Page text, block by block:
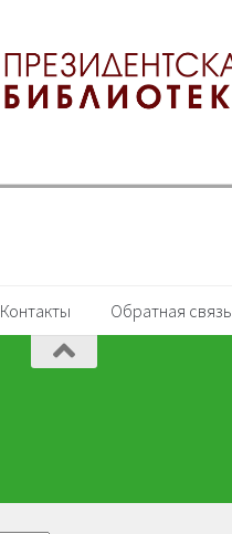
Контакты Обратная связь